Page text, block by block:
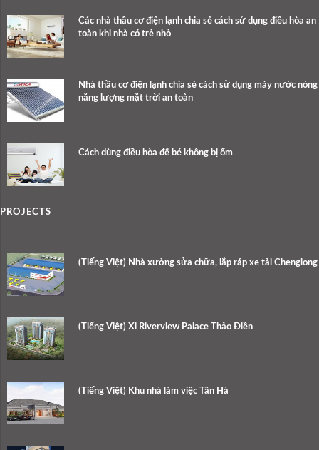
Các nhà thầu cơ điện lạnh chia sẻ cách sử dụng điều hòa an
toàn khi nhà có trẻ nhỏ
Nhà thầu cơ điện lạnh chia sẻ cách sử dụng máy nước nóng
năng lượng mặt trời an toàn
Cách dùng điều hòa để bé không bị ốm
PROJECTS
(Tiếng Việt) Nhà xưởng sửa chữa, lắp ráp xe tải Chenglong
(Tiếng Việt) Xi Riverview Palace Thảo Điền
(Tiếng Việt) Khu nhà làm việc Tân Hà